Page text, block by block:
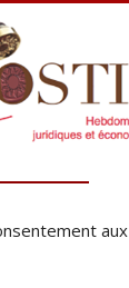
aux